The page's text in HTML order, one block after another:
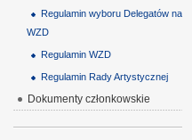
Regulamin wyboru Delegatów na
WZD
Regulamin WZD
Regulamin Rady Artystycznej
Dokumenty członkowskie